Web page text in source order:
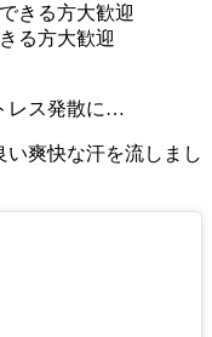
きる方大歓迎
る方大歓迎
レス発散に…
爽快な汗を流しまし